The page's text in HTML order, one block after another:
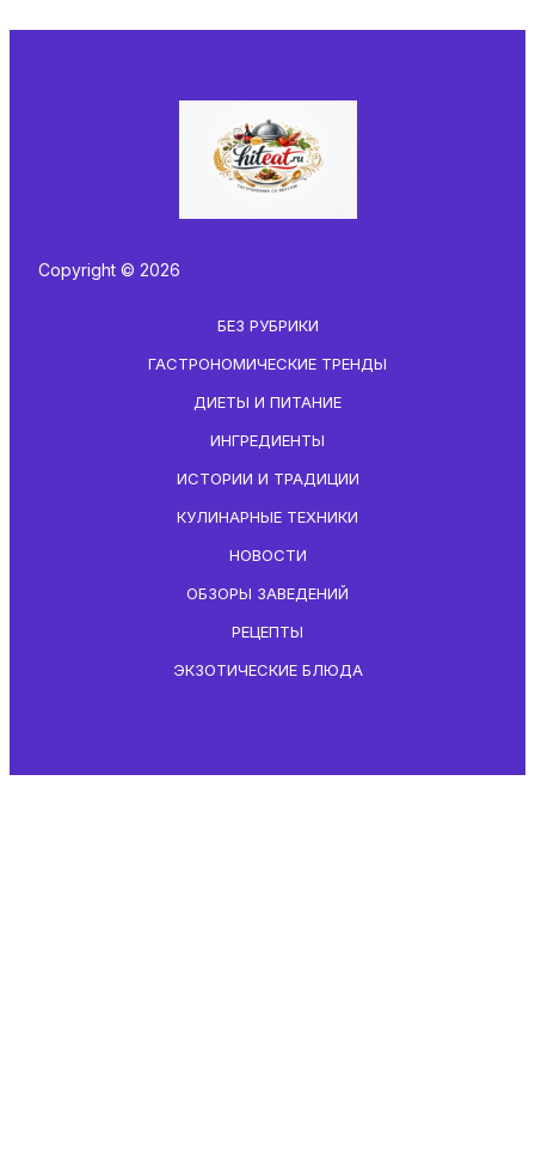
Copyright © 2026
БЕЗ РУБРИКИ
ГАСТРОНОМИЧЕСКИЕ ТРЕНДЫ
ДИЕТЫ И ПИТАНИЕ
ИНГРЕДИЕНТЫ
ИСТОРИИ И ТРАДИЦИИ
КУЛИНАРНЫЕ ТЕХНИКИ
НОВОСТИ
ОБЗОРЫ ЗАВЕДЕНИЙ
РЕЦЕПТЫ
ЭКЗОТИЧЕСКИЕ БЛЮДА